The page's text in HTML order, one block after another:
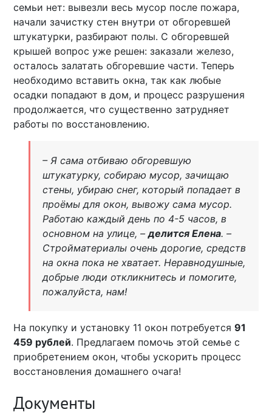
семьи нет: вывезли весь мусор после пожара,
начали зачистку стен внутри от обгоревшей
штукатурки, разбирают полы. С обгоревшей
крышей вопрос уже решен: заказали железо,
осталось залатать обгоревшие части. Теперь
необходимо вставить окна, так как любые
осадки попадают в дом, и процесс разрушения
продолжается, что существенно затрудняет
работы по восстановлению.
– Я сама отбиваю обгоревшую
штукатурку, собираю мусор, зачищаю
стены, убираю снег, который попадает в
проёмы для окон, вывожу сама мусор.
Работаю каждый день по 4-5 часов, в
основном на улице, –делится Елена. –
Стройматериалы очень дорогие, средств
на окна пока не хватает. Неравнодушные,
добрые люди откликнитесь и помогите,
пожалуйста, нам!
На покупку и установку 11 окон потребуется91
459 рублей. Предлагаем помочь этой семье с
приобретением окон, чтобы ускорить процесс
восстановления домашнего очага!
Документы